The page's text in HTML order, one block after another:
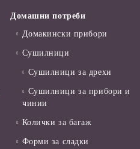
Домашни потреби
Домакински прибори
Сушилници
Сушилници за дрехи
Сушилници за прибори и
чинии
Колички за багаж
Форми за сладки